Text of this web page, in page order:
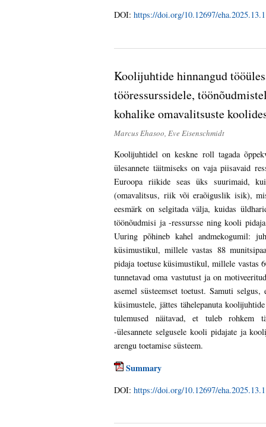
DOI:https://doi.org/10.12697/
Koolijuhtide hinnangud
tööressurssidele,
kohalike omavalitsuste
Marcus Ehasoo, Eve Eisenschmidt
Koolijuhtidel on keskne roll tagada
ülesannete täitmiseks on vaja piisavaid
Euroopa riikide seas üks suurimaid,
(omavalitsus, riik või eraõiguslik isik),
eesmärk on selgitada välja, kuidas
töönõudmisi ja -ressursse ning kooli
Uuring põhineb kahel andmekogumil:
küsimustikul, millele vastas 88
pidaja toetuse küsimustikul, millele vastas
tunnetavad oma vastutust ja on
asemel süsteemset toetust. Samuti
küsimustele, jättes tähelepanuta
tulemused näitavad, et tuleb rohkem
-ülesannete selgusele kooli pidajate ja
arengu toetamise süsteem.
Summary
DOI:https://doi.org/10.12697/